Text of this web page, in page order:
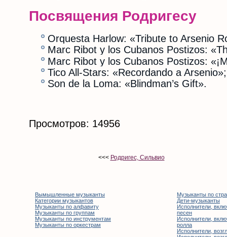
Посвящения Родригесу
Orquesta Harlow: «Tribute to Arsenio
Marc Ribot y los Cubanos Postizos:
Marc Ribot y los Cubanos Postizos:
Tico All-Stars: «Recordando a Arsenio»;
Son de la Loma: «Blindman’s Gift».
Просмотров: 14956
<<< Родригес, Сильвио
Вымышленные музыканты
Категории музыкантов
Музыканты по алфавиту
Музыканты по группам
Музыканты по инструментам
Музыканты по оркестрам
Музыканты по
Дети-музыканты
Исполнители,
песен
Исполнители,
ролла
Исполнители,